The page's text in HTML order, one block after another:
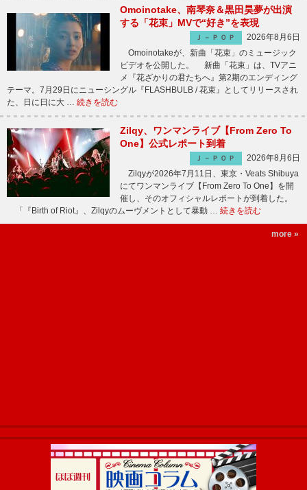
Omoinotake、南琴奈＆黒田昊夢が出演
する「花束」MVで“好き”を表現
Ｊ－ＰＯＰ
2026年8月6日
Omoinotakeが、新曲「花束」のミュージック
ビデオを公開した。 新曲「花束」は、TVアニ
メ『花ざかりの君たちへ』第2期のエンディング
テーマ。7月29日にニューシングル『FLASHBULB / 花束』としてリリースされ
た、日に日に大 … 続きを読む
Zilqy、ワンマンライブ【From Zero To
One】公式レポート到着
Ｊ－ＰＯＰ
2026年8月6日
Zilqyが2026年7月11日、東京・Veats Shibuya
にてワンマンライブ【From Zero To One】を開
催し、そのオフィシャルレポートが到着した。
「『Birth of Riot』、Zilqyのムーヴメントとして暴動 … 続きを読む
more »